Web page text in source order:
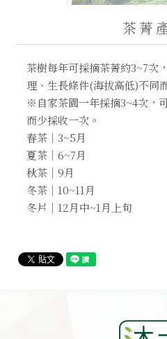
茶菁
茶樹每年可採摘茶菁約3~7次
理、生長條件(海拔高低)不同
※自家茶園一年採摘3~4次，
而少採收一次。
春茶｜3~5月
夏茶｜6~7月
秋茶｜9月
冬茶｜10~11月
冬片｜12月中~1月上旬